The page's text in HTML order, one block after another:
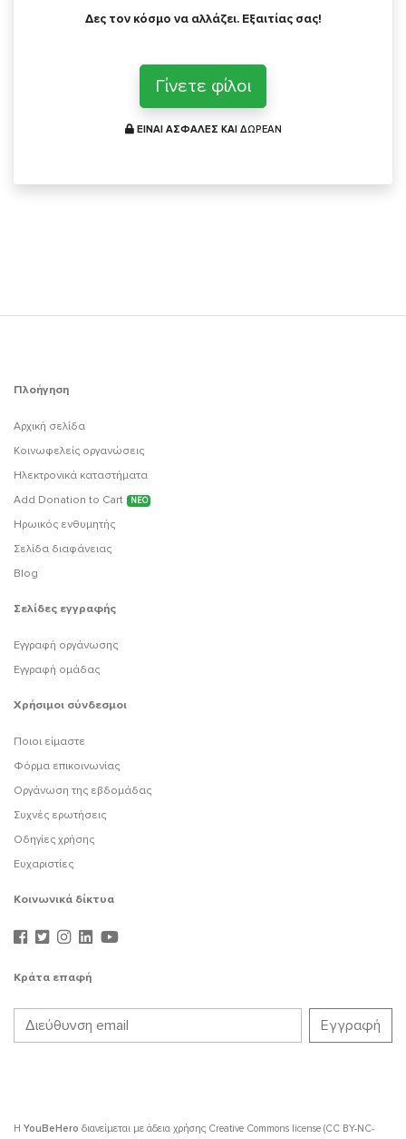
Δες τον κόσμο να αλλάζει. Εξαιτίας σας!
Γίνετε φίλοι
ΕΙΝΑΙ ΑΣΦΑΛΕΣ ΚΑΙ ΔΩΡΕΑΝ
Πλοήγηση
Αρχική σελίδα
Κοινωφελείς οργανώσεις
Ηλεκτρονικά καταστήματα
Add Donation to Cart
ΝΕΟ
Ηρωικός ενθυμητής
Σελίδα διαφάνειας
Blog
Σελίδες εγγραφής
Εγγραφή οργάνωσης
Εγγραφή ομάδας
Χρήσιμοι σύνδεσμοι
Ποιοι είμαστε
Φόρμα επικοινωνίας
Οργάνωση της εβδομάδας
Συχνές ερωτήσεις
Οδηγίες χρήσης
Ευχαριστίες
Κοινωνικά δίκτυα
Κράτα επαφή
Η YouBeHero διανείμεται με άδεια χρήσης Creative Commons license (CC BY-NC-